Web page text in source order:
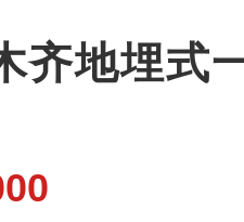
齐地埋式